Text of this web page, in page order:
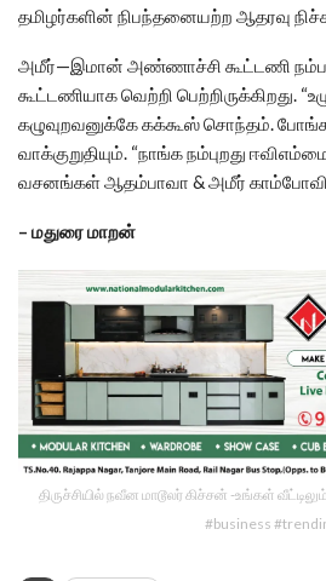
தமிழர்களின் நிபந்தனையற்ற ஆதரவு
அமீர்—இமான் அண்ணாச்சி கூட்டணி
கூட்டணியாக வெற்றி பெற்றிருக்கிறது.
கழுவுறவனுக்கே கக்கூஸ் சொந்தம்.
வாக்குறுதியும். “நாங்க நம்புறது
வசனங்கள் ஆதம்பாவா & அமீர்
– மதுரை மாறன்
திருச்சியில் நவீன மாடூலர் கிச்சன் -உங்கள்
#business